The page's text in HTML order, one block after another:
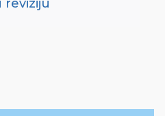
reviziju